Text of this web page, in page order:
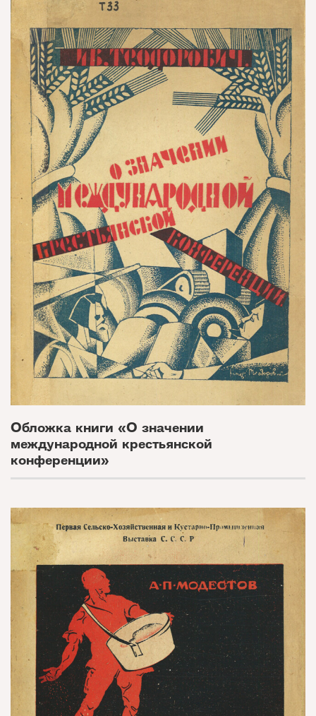
Обложка книги «О значении
международной крестьянской
конференции»